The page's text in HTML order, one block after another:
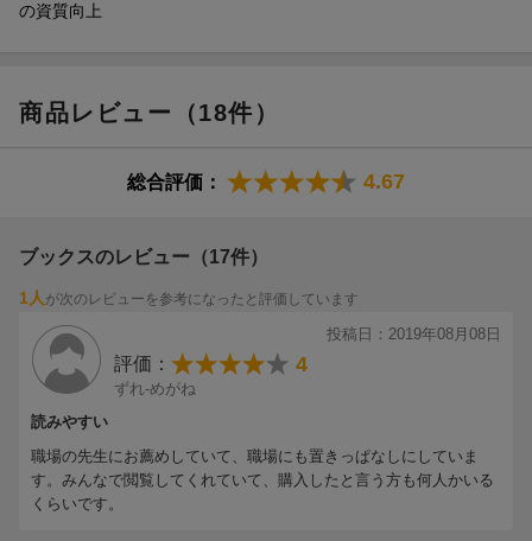
の資質向上
商品レビュー（18件）
総合評価： 4.67
ブックスのレビュー（17件）
1人が次のレビューを参考になったと評価しています
投稿日：2019年08月08日
評価： 4
ずれ-めがね
読みやすい
職場の先生にお薦めしていて、職場にも置きっぱなしにしていま
す。みんなで閲覧してくれていて、購入したと言う方も何人かいる
くらいです。